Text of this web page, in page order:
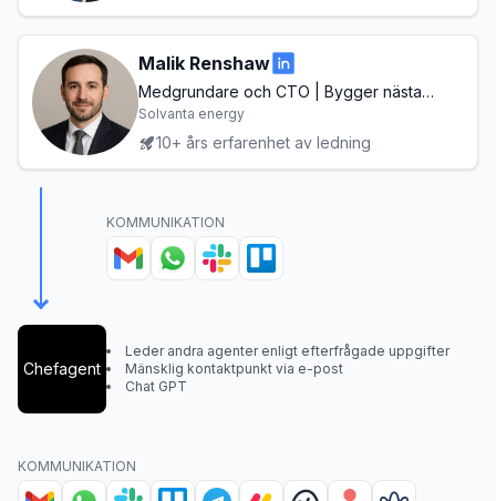
Malik Renshaw
Medgrundare och CTO | Bygger nästa
generationens verktyg för remote-
samarbete
Solvanta energy
10+ års erfarenhet av ledning
KOMMUNIKATION
Chefagent
Leder andra agenter enligt efterfrågade uppgifter
Mänsklig kontaktpunkt via e-post
Chat GPT
KOMMUNIKATION